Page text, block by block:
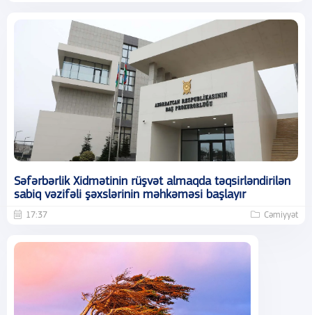
Səfərbərlik Xidmətinin rüşvət almaqda təqsirləndirilən
sabiq vəzifəli şəxslərinin məhkəməsi başlayır
17:37 Cəmiyyət